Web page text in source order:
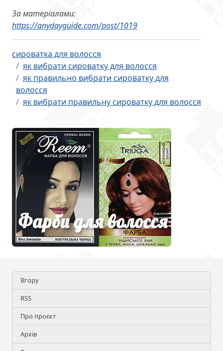
За матеріалами:
https://anydayguide.com/post/1019
сироватка для волосся
як вибрати сироватку для волосся
як правильно вибрати сироватку для
волосся
як вибрати правильну сироватку для волосся
Вгору
RSS
Про проєкт
Архів